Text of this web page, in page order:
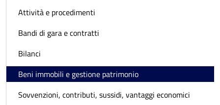
Attività e procedimenti
Bandi di gara e contratti
Bilanci
Beni immobili e gestione patrimonio
Sovvenzioni, contributi, sussidi, vantaggi economici